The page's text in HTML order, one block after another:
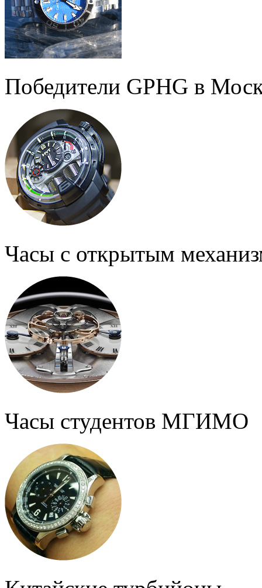
Победители GPHG в
Часы с открытым
Часы студентов МГИМО